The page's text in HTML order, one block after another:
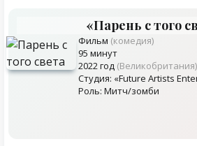
«Парень с того
Фильм (комедия)
95 минут
2022 год (Великобритания)
Студия: «Future Artists
Роль: Митч/зомби